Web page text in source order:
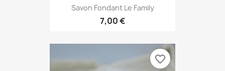
Savon Fondant Le Family
7,00 €
favorite_border